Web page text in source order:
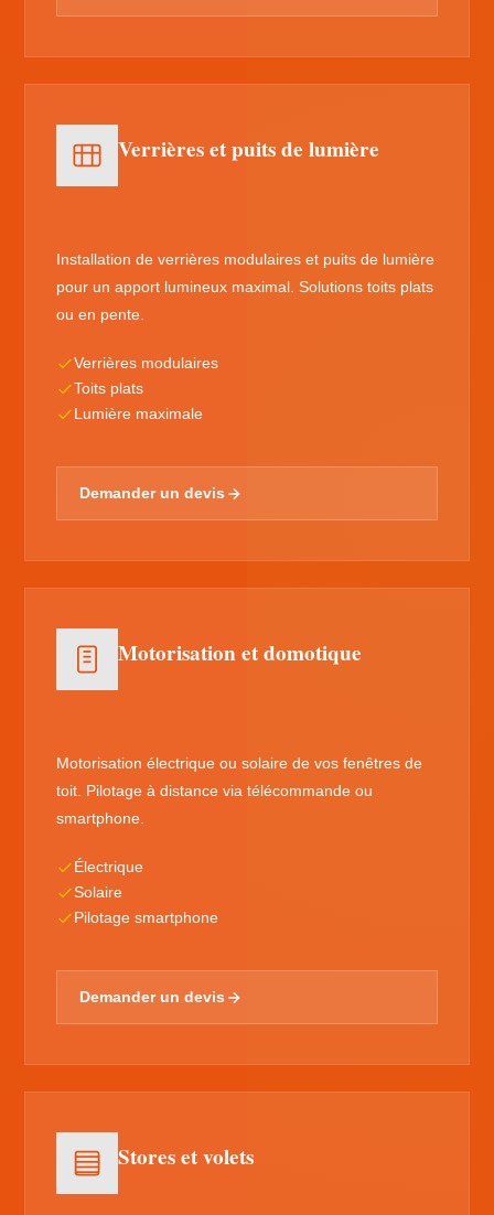
Verrières et puits de lumière
Installation de verrières modulaires et puits de lumière
pour un apport lumineux maximal. Solutions toits plats
ou en pente.
Verrières modulaires
Toits plats
Lumière maximale
Demander un devis
Motorisation et domotique
Motorisation électrique ou solaire de vos fenêtres de
toit. Pilotage à distance via télécommande ou
smartphone.
Électrique
Solaire
Pilotage smartphone
Demander un devis
Stores et volets